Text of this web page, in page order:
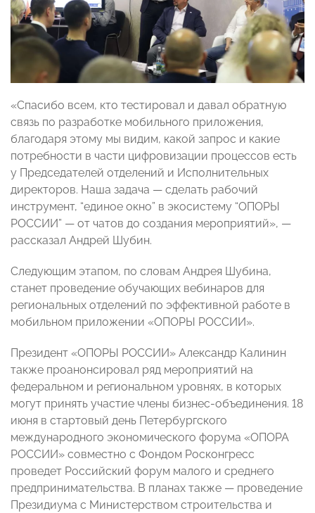
«Спасибо всем, кто тестировал и давал обратную
связь по разработке мобильного приложения,
благодаря этому мы видим, какой запрос и какие
потребности в части цифровизации процессов есть
у Председателей отделений и Исполнительных
директоров. Наша задача — сделать рабочий
инструмент, “единое окно” в экосистему “ОПОРЫ
РОССИИ” — от чатов до создания мероприятий», —
рассказал Андрей Шубин.
Следующим этапом, по словам Андрея Шубина,
станет проведение обучающих вебинаров для
региональных отделений по эффективной работе в
мобильном приложении «ОПОРЫ РОССИИ».
Президент «ОПОРЫ РОССИИ» Александр Калинин
также проанонсировал ряд мероприятий на
федеральном и региональном уровнях, в которых
могут принять участие члены бизнес-объединения. 18
июня в стартовый день Петербургского
международного экономического форума «ОПОРА
РОССИИ» совместно с Фондом Росконгресс
проведет Российский форум малого и среднего
предпринимательства. В планах также — проведение
Президиума с Министерством строительства и